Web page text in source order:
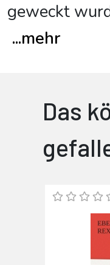
geweckt
...mehr
Das